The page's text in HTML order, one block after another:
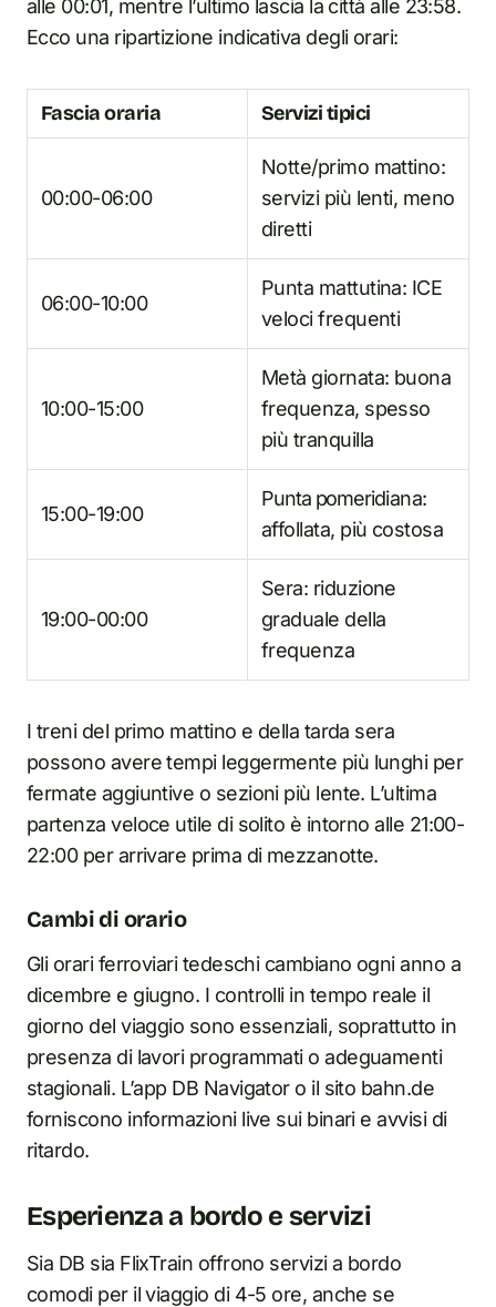
alle 00:01, mentre l’ultimo lascia la città alle 23:58.
Ecco una ripartizione indicativa degli orari:
Fascia oraria Servizi tipici
00:00-06:00
Notte/primo mattino:
servizi più lenti, meno
diretti
06:00-10:00
Punta mattutina: ICE
veloci frequenti
10:00-15:00
Metà giornata: buona
frequenza, spesso
più tranquilla
15:00-19:00
Punta pomeridiana:
affollata, più costosa
19:00-00:00
Sera: riduzione
graduale della
frequenza
I treni del primo mattino e della tarda sera
possono avere tempi leggermente più lunghi per
fermate aggiuntive o sezioni più lente. L’ultima
partenza veloce utile di solito è intorno alle 21:00-
22:00 per arrivare prima di mezzanotte.
Cambi di orario
Gli orari ferroviari tedeschi cambiano ogni anno a
dicembre e giugno. I controlli in tempo reale il
giorno del viaggio sono essenziali, soprattutto in
presenza di lavori programmati o adeguamenti
stagionali. L’app DB Navigator o il sito bahn.de
forniscono informazioni live sui binari e avvisi di
ritardo.
Esperienza a bordo e servizi
Sia DB sia FlixTrain offrono servizi a bordo
comodi per il viaggio di 4-5 ore, anche se